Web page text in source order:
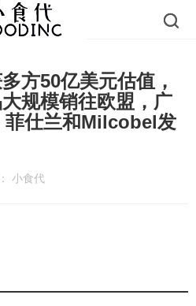
方50亿美元估值，
规模销往欧盟，广
菲仕兰和Milcobel发
小食代